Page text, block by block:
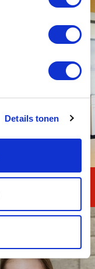
Details tonen